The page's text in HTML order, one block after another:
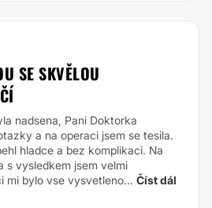
SE SKVĚLOU
nadsena, Pani Doktorka
a na operaci jsem se tesila.
hladce a bez komplikaci. Na
s vysledkem jsem velmi
mi bylo vse vysvetleno... Číst dál